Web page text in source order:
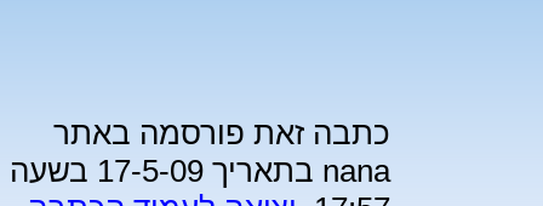
כתבה זאת פורסמה באתר
nana בתאריך 17-5-09 בשעה